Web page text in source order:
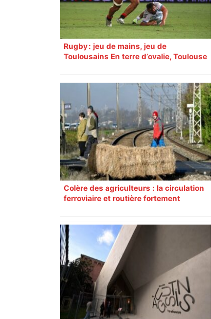
Rugby : jeu de mains, jeu de
Toulousains En terre d’ovalie, Toulouse
revendiquant surtout son art du jeu en
mouvement, vif et spectaculaire.
Décryptage. Série (4 / 10)
Colère des agriculteurs : la circulation
ferroviaire et routière fortement